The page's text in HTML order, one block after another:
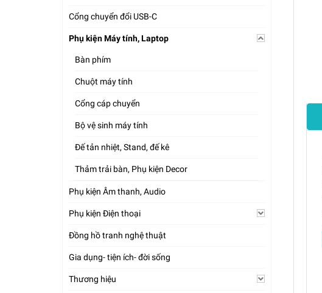
Cổng chuyển đổi USB-C
Phụ kiện Máy tính, Laptop
Bàn phím
Chuột máy tính
Cổng cáp chuyển
Bộ vệ sinh máy tính
Đế tản nhiệt, Stand, đế kê
Thảm trải bàn, Phụ kiện Decor
Phụ kiện Âm thanh, Audio
Phụ kiện Điện thoại
Đồng hồ tranh nghệ thuật
Gia dụng- tiện ích- đời sống
Thương hiệu